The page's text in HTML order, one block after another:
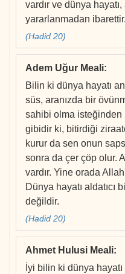
vardır ve dünya
yararlanmadan ibarettir.
(Hadid 20)
Adem Uğur Meali:
Bilin ki dünya hayatı
süs, aranızda bir
sahibi olma isteğinden
gibidir ki, bitirdiği
kurur da sen onun
sonra da çer çöp olur.
vardır. Yine orada
Dünya hayatı aldatıcı
değildir.
(Hadid 20)
Ahmet Hulusi Meali:
İyi bilin ki dünya